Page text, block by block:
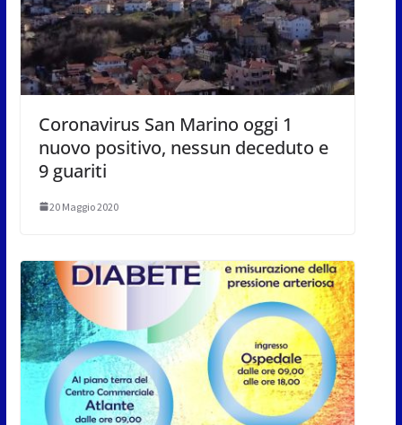
Coronavirus San Marino oggi 1
nuovo positivo, nessun deceduto e
9 guariti
20 Maggio 2020